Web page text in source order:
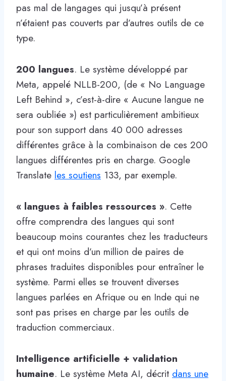
pas mal de langages qui jusqu’à présent
n’étaient pas couverts par d’autres outils de ce
type.
200 langues. Le système développé par
Meta, appelé NLLB-200, (de « No Language
Left Behind », c’est-à-dire « Aucune langue ne
sera oubliée ») est particulièrement ambitieux
pour son support dans 40 000 adresses
différentes grâce à la combinaison de ces 200
langues différentes pris en charge. Google
Translate les soutiens 133, par exemple.
« langues à faibles ressources ». Cette
offre comprendra des langues qui sont
beaucoup moins courantes chez les traducteurs
et qui ont moins d’un million de paires de
phrases traduites disponibles pour entraîner le
système. Parmi elles se trouvent diverses
langues parlées en Afrique ou en Inde qui ne
sont pas prises en charge par les outils de
traduction commerciaux.
Intelligence artificielle + validation
humaine. Le système Meta AI, décrit dans une